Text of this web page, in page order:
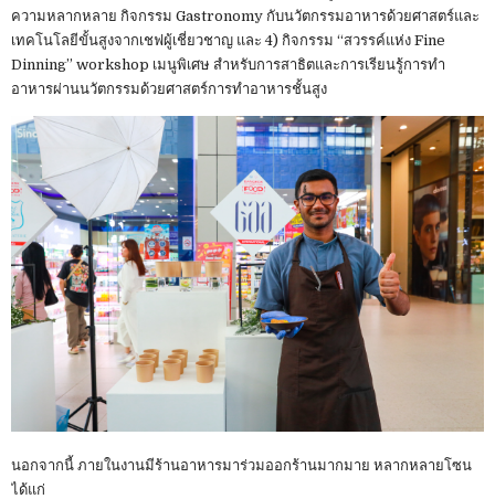
ความหลากหลาย กิจกรรม Gastronomy กับนวัตกรรมอาหารด้วยศาสตร์และ
เทคโนโลยีขั้นสูงจากเชฟผู้เชี่ยวชาญ และ 4) กิจกรรม “สวรรค์แห่ง Fine
Dinning” workshop เมนูพิเศษ สำหรับการสาธิตและการเรียนรู้การทำ
อาหารผ่านนวัตกรรมด้วยศาสตร์การทำอาหารชั้นสูง
นอกจากนี้ ภายในงานมีร้านอาหารมาร่วมออกร้านมากมาย หลากหลายโซน
ได้แก่